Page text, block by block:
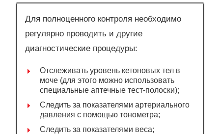
Для полноценного контроля необходимо
регулярно проводить и другие
диагностические процедуры:
Отслеживать уровень кетоновых тел в
моче (для этого можно использовать
специальные аптечные тест-полоски);
Следить за показателями артериального
давления с помощью тонометра;
Следить за показателями веса;